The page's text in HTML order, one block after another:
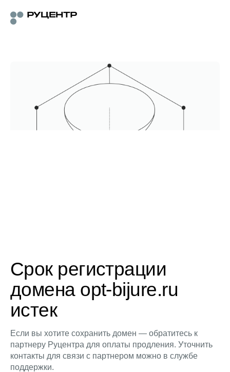
Срок регистрации
домена opt-bijure.ru
истек
Если вы хотите сохранить домен — обратитесь к
партнеру Руцентра для оплаты продления. Уточнить
контакты для связи с партнером можно в службе
поддержки.